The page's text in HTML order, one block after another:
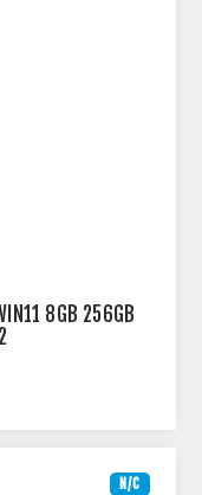
8GB 256GB
N/C